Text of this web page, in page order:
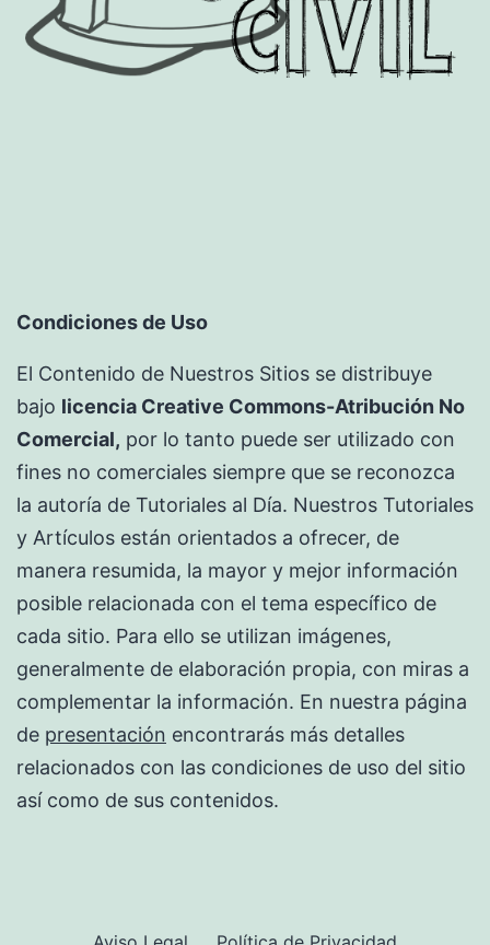
Condiciones de Uso
El Contenido de Nuestros Sitios se distribuye
bajo licencia Creative Commons-Atribución No
Comercial, por lo tanto puede ser utilizado con
fines no comerciales siempre que se reconozca
la autoría de Tutoriales al Día. Nuestros Tutoriales
y Artículos están orientados a ofrecer, de
manera resumida, la mayor y mejor información
posible relacionada con el tema específico de
cada sitio. Para ello se utilizan imágenes,
generalmente de elaboración propia, con miras a
complementar la información. En nuestra página
de presentación encontrarás más detalles
relacionados con las condiciones de uso del sitio
así como de sus contenidos.